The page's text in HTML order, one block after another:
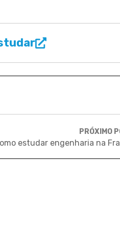
PRÓXIMO
estudar engenharia na